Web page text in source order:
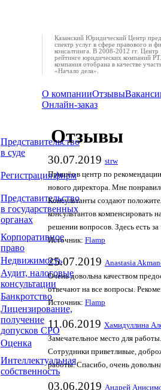
Представительство
в суде
Регистрация фирм
Представительство
в государственных
органах
Корпоративное
право
Недвижимость
Аудит, налоговые
консультации
Банкротство
Лицензирование,
получение
допусков СРО
Оценка
Интеллектуальная
собственность
Казанский Юридический Центр
спектр услуг в сфере правового и
консалтинга. В 2008-2012 гг. Центр
рейтинге юридических компаний
компания отобрана в качестве
«Начало дела».
О компанииОтзывы
Онлайн-заказ
Отзывы
30.07.2019 strw
Пришёл в центр по
нового директора. Мне
Консультанты создают
консультантов компенсировать
решении вопросов. Здесь есть за
Источник: Flamp
25.07.2019 Anastasia
Очень довольна качеством
отвечают на все вопросы.
Источник: Flamp
11.06.2019 Хамидуллина
Замечательное место для
Сотрудники приветливые,
работы. Спасибо, очень
03.06.2019 Андрей